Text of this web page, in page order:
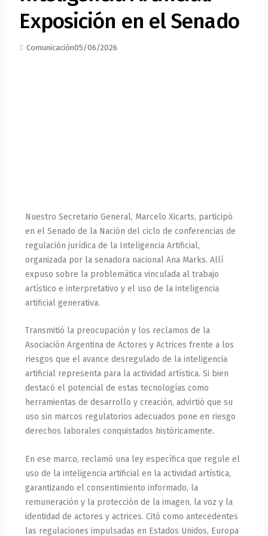
Exposición en el Senado
Comunicación05/06/2026
Nuestro Secretario General, Marcelo Xicarts, participó
en el Senado de la Nación del ciclo de conferencias de
regulación jurídica de la Inteligencia Artificial,
organizada por la senadora nacional Ana Marks. Allí
expuso sobre la problemática vinculada al trabajo
artístico e interpretativo y el uso de la inteligencia
artificial generativa.
Transmitió la preocupación y los reclamos de la
Asociación Argentina de Actores y Actrices frente a los
riesgos que el avance desregulado de la inteligencia
artificial representa para la actividad artística. Si bien
destacó el potencial de estas tecnologías como
herramientas de desarrollo y creación, advirtió que su
uso sin marcos regulatorios adecuados pone en riesgo
derechos laborales conquistados históricamente.
En ese marco, reclamó una ley específica que regule el
uso de la inteligencia artificial en la actividad artística,
garantizando el consentimiento informado, la
remuneración y la protección de la imagen, la voz y la
identidad de actores y actrices. Citó como antecedentes
las regulaciones impulsadas en Estados Unidos, Europa